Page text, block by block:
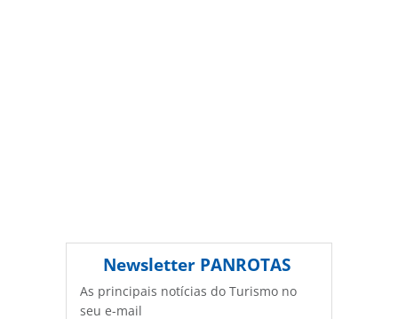
Newsletter PANROTAS
As principais notícias do Turismo no
seu e-mail